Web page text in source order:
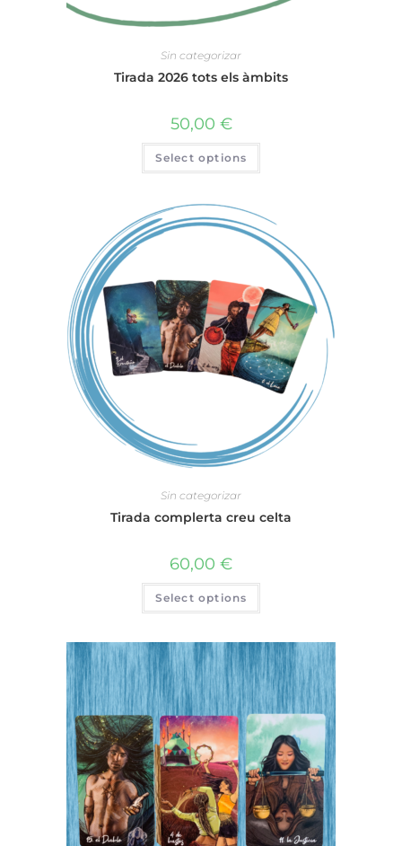
Sin categorizar
Tirada 2026 tots els àmbits
50,00 €
Select options
Sin categorizar
Tirada complerta creu celta
60,00 €
Select options